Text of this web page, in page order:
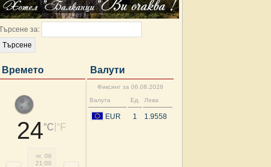
за:
Времето
24°C °F
чт, 06
21:00
00:00
Валути
Фиксинг за 06.08.2026
Валута
Ед. Лева
EUR 1 1.9558